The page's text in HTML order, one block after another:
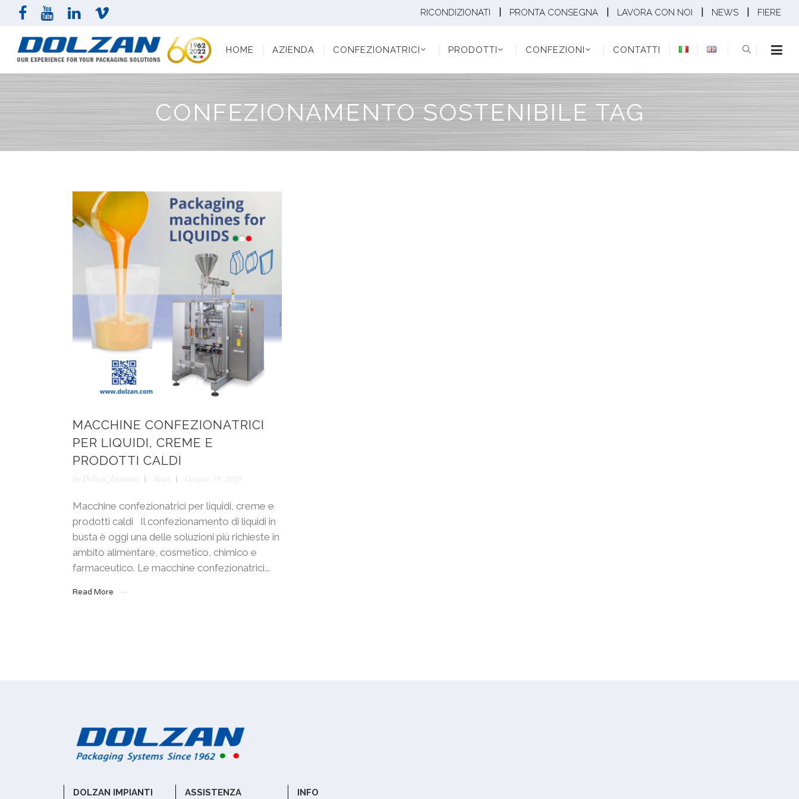
RICONDIZIONATI PRONTA CONSEGNA LAVORA CON NOI NEWS FIERE
HOME AZIENDA CONFEZIONATRICI PRODOTTI CONFEZIONI CONTATTI
PRODOTTI CONFEZIONI CONTATTI
CONFEZIONAMENTO SOSTENIBILE TAG
MACCHINE CONFEZIONATRICI
PER LIQUIDI, CREME E
PRODOTTI CALDI
by Dolzan_Impianti News Giugno 19, 2025
Macchine confezionatrici per liquidi, creme e
prodotti caldi Il confezionamento di liquidi in
busta è oggi una delle soluzioni più richieste in
ambito alimentare, cosmetico, chimico e
farmaceutico. Le macchine confezionatrici...
Read More
DOLZAN IMPIANTI ASSISTENZA INFO